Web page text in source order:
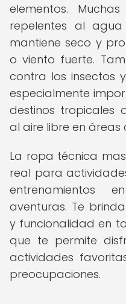
elementos.
repelentes al
mantiene seco y
o viento fuerte.
contra los insectos
especialmente
destinos tropicales
al aire libre en áreas
La ropa técnica
real para
entrenamientos
aventuras. Te
y funcionalidad en
que te permite
actividades
preocupaciones.